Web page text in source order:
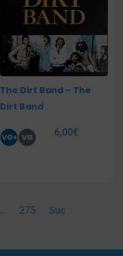
The Dirt Band – The
Dirt Band
6,00€
… 275 Suc